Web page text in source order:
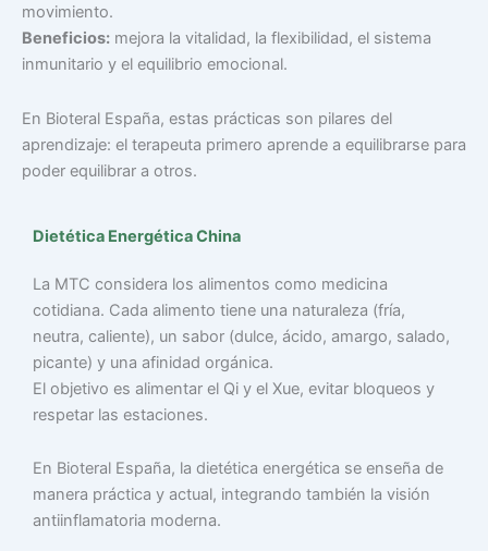
movimiento.
Beneficios: mejora la vitalidad, la flexibilidad, el sistema
inmunitario y el equilibrio emocional.
En Bioteral España, estas prácticas son pilares del
aprendizaje: el terapeuta primero aprende a equilibrarse para
poder equilibrar a otros.
Dietética Energética China
La MTC considera los alimentos como medicina
cotidiana. Cada alimento tiene una naturaleza (fría,
neutra, caliente), un sabor (dulce, ácido, amargo, salado,
picante) y una afinidad orgánica.
El objetivo es alimentar el Qi y el Xue, evitar bloqueos y
respetar las estaciones.
En Bioteral España, la dietética energética se enseña de
manera práctica y actual, integrando también la visión
antiinflamatoria moderna.